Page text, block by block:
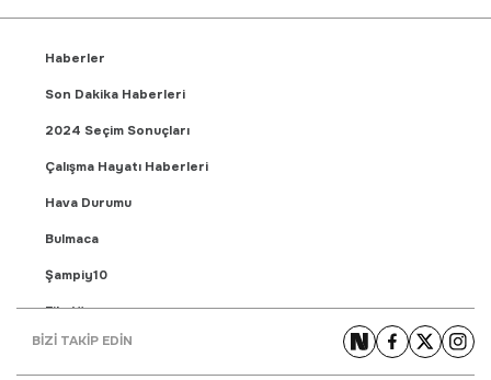
Haberler
Son Dakika Haberleri
2024 Seçim Sonuçları
Çalışma Hayatı Haberleri
Hava Durumu
Bulmaca
Şampiy10
Fikstür
Puan Durumu
BİZİ TAKİP EDİN